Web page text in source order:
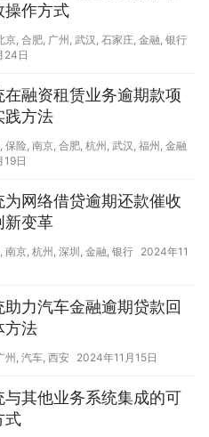
操作方式
京, 合肥, 广州 , 武汉 , 石家庄, 金融, 银行
24日
在融资租赁业务逾期款项
践方法
, 保险, 南京, 合肥, 杭州 , 武汉 , 福州 , 金融
19日
为网络借贷逾期还款催收
新变革
, 南京, 杭州 , 深圳 , 金融, 银行 2024年11
助力汽车金融逾期贷款回
方法
州 , 汽车, 西安 2024年11月15日
与其他业务系统集成的可
式